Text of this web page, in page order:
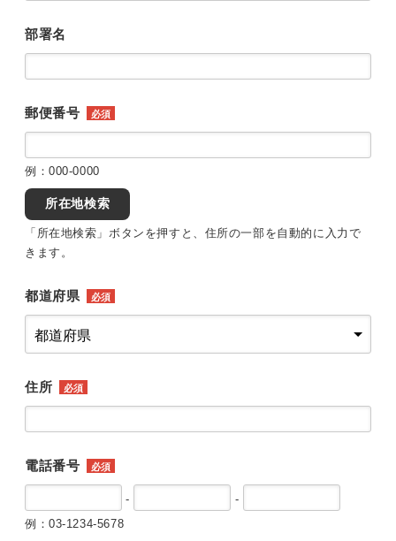
部署名
郵便番号 必須
例：000-0000
所在地検索
「所在地検索」ボタンを押すと、住所の一部を自動的に入力で
きます。
都道府県 必須
住所 必須
電話番号 必須
-
-
例：03-1234-5678